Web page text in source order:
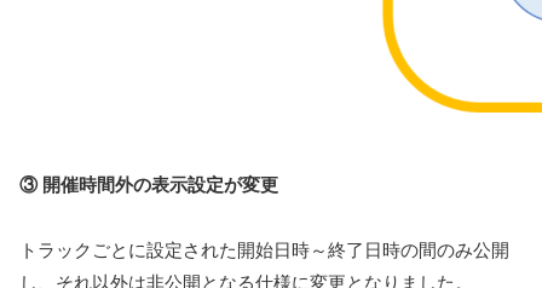
③ 開催時間外の表示設定が変更
トラックごとに設定された開始日時～終了日時の間のみ公開
し、それ以外は非公開となる仕様に変更となりました。